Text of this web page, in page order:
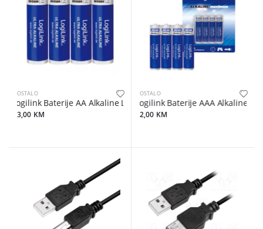
OSTALO
Logilink Baterije AA Alkaline LR6 4KOM
3,00 KM
OSTALO
Logilink Baterije AAA Alkaline
2,00 KM